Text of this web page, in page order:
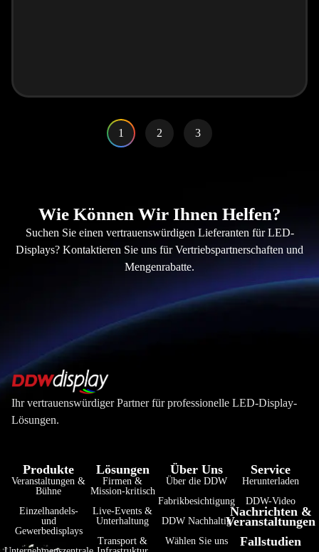
1 2 3
Wie Können Wir Ihnen Helfen?
Suchen Sie einen vertrauenswürdigen Lieferanten für LED-
Displays? Kontaktieren Sie uns für Vertriebspartnerschaften und
Mengenrabatte.
Ihr vertrauenswürdiger Partner für professionelle LED-Display-
Lösungen.
Produkte
Veranstaltungen &
Bühne
Einzelhandels-
und
Gewerbedisplays
Lösungen
Firmen &
Mission-kritisch
Live-Events &
Unterhaltung
Transport &
Über Uns
Über die DDW
Fabrikbesichtigung
DDW Nachhaltig
Wählen Sie uns
Service
Herunterladen
DDW-Video
Nachrichten &
Veranstaltungen
Fallstudien
Bahasa Indonesia
فارسی